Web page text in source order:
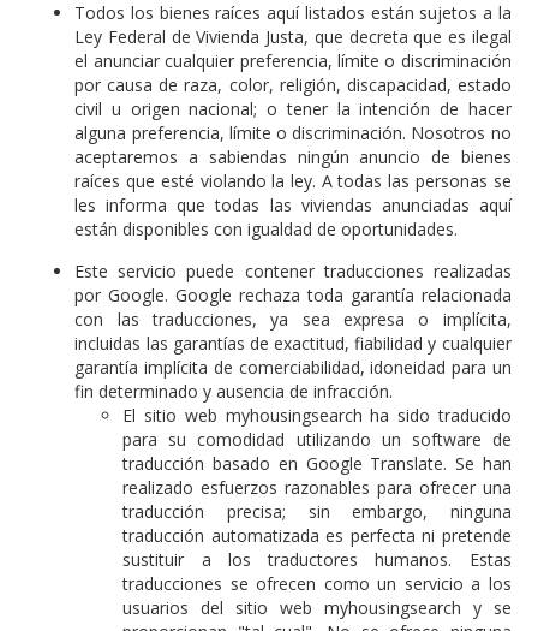
Todos los bienes raíces aquí listados están sujetos a la
Ley Federal de Vivienda Justa, que decreta que es ilegal
el anunciar cualquier preferencia, límite o discriminación
por causa de raza, color, religión, discapacidad, estado
civil u origen nacional; o tener la intención de hacer
alguna preferencia, límite o discriminación. Nosotros no
aceptaremos a sabiendas ningún anuncio de bienes
raíces que esté violando la ley. A todas las personas se
les informa que todas las viviendas anunciadas aquí
están disponibles con igualdad de oportunidades.
Este servicio puede contener traducciones realizadas
por Google. Google rechaza toda garantía relacionada
con las traducciones, ya sea expresa o implícita,
incluidas las garantías de exactitud, fiabilidad y cualquier
garantía implícita de comerciabilidad, idoneidad para un
fin determinado y ausencia de infracción.
El sitio web myhousingsearch ha sido traducido
para su comodidad utilizando un software de
traducción basado en Google Translate. Se han
realizado esfuerzos razonables para ofrecer una
traducción precisa; sin embargo, ninguna
traducción automatizada es perfecta ni pretende
sustituir a los traductores humanos. Estas
traducciones se ofrecen como un servicio a los
usuarios del sitio web myhousingsearch y se